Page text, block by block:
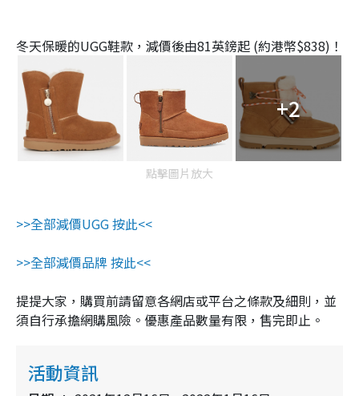
冬天保暖的UGG鞋款，減價後由81英鎊起 (約港幣$838)！
+2
點擊圖片放大
>>全部減價UGG 按此<<
>>全部減價品牌 按此<<
提提大家，購買前請留意各網店或平台之條款及細則，並
須自行承擔網購風險。優惠產品數量有限，售完即止。
活動資訊